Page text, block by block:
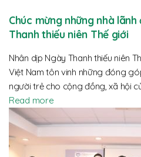
Chúc mừng những nhà
Thanh thiếu niên Thế giới
Nhân dịp Ngày Thanh thiếu niên
Việt Nam tôn vinh những đóng
người trẻ cho cộng đồng, xã hội
Read more